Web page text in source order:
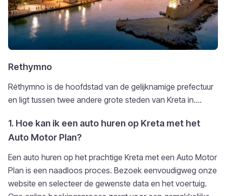
Rethymno
Réthymno is de hoofdstad van de gelijknamige prefectuur
en ligt tussen twee andere grote steden van Kreta in....
1. Hoe kan ik een auto huren op Kreta met het
Auto Motor Plan?
Een auto huren op het prachtige Kreta met een Auto Motor
Plan is een naadloos proces. Bezoek eenvoudigweg onze
website en selecteer de gewenste data en het voertuig.